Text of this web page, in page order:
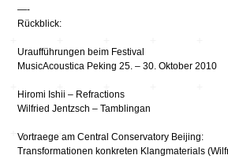
—-
Rückblick:
Uraufführungen beim Festival
MusicAcoustica Peking 25. – 30. Oktober 2010
Hiromi Ishii – Refractions
Wilfried Jentzsch – Tamblingan
Vortraege am Central Conservatory Beijing:
Transformationen konkreten Klangmaterials